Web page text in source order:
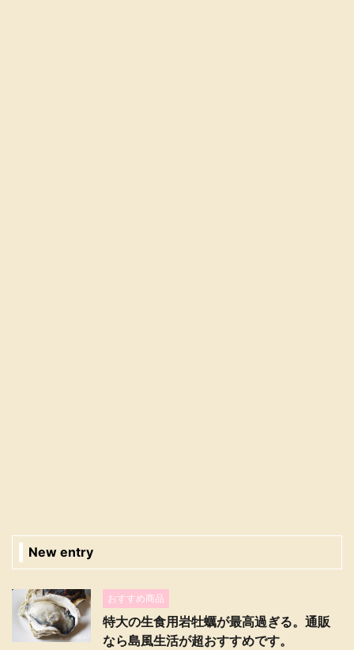
New entry
おすすめ商品
特大の生食用岩牡蠣が最高過ぎる。通販
なら島風生活が超おすすめです。